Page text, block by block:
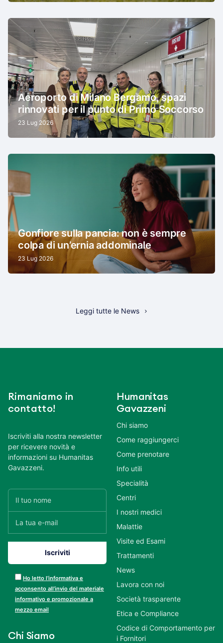
Aeroporto di Milano Bergamo, spazi
rinnovati per il punto di Primo Soccorso
23 Lug 2026
Gonfiore sulla pancia: non è sempre
colpa di un’ernia addominale
23 Lug 2026
Leggi tutte le News
Rimaniamo in
contatto!
Iscriviti alla nostra newsletter
per ricevere novità e
informazioni su Humanitas
Gavazzeni.
Ho letto l’informativa e
acconsento all’invio del materiale
informativo e promozionale a
mezzo email
Chi Siamo
Humanitas
Gavazzeni
Chi siamo
Come raggiungerci
Come prenotare
Info utili
Specialità
Centri
I nostri medici
Malattie
Visite ed Esami
Trattamenti
News
Lavora con noi
Società trasparente
Etica e Compliance
Codice di Comportamento per
i Fornitori